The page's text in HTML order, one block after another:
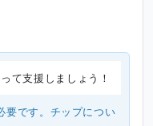
て支援しましょう！
要です。チップについ